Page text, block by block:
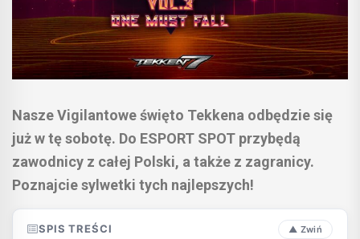
Nasze Vigilantowe święto Tekkena odbędzie się
już w tę sobotę. Do ESPORT SPOT przybędą
zawodnicy z całej Polski, a także z zagranicy.
Poznajcie sylwetki tych najlepszych!
SPIS TREŚCI